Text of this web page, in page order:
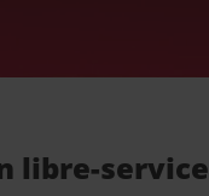
libre-service